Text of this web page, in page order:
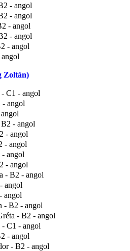
- angol
- angol
- angol
- angol
- angol
Zoltán)
- C1 - angol
- angol
- angol
- angol
- angol
- angol
- angol
- B2 - angol
angol
angol
- B2 - angol
- B2 - angol
C1 - angol
- angol
- B2 - angol